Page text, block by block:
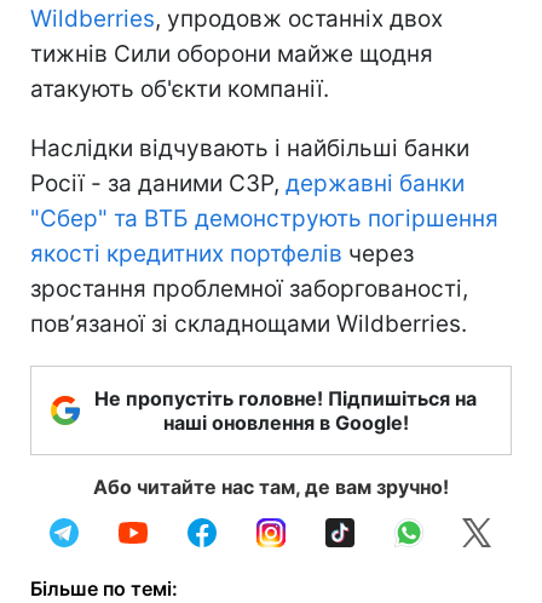
Wildberries, упродовж останніх двох
тижнів Сили оборони майже щодня
атакують об'єкти компанії.
Наслідки відчувають і найбільші банки
Росії - за даними СЗР, державні банки
"Сбер" та ВТБ демонструють погіршення
якості кредитних портфелів через
зростання проблемної заборгованості,
повʼязаної зі складнощами Wildberries.
Не пропустіть головне! Підпишіться на
наші оновлення в Google!
Або читайте нас там, де вам зручно!
Більше по темі: